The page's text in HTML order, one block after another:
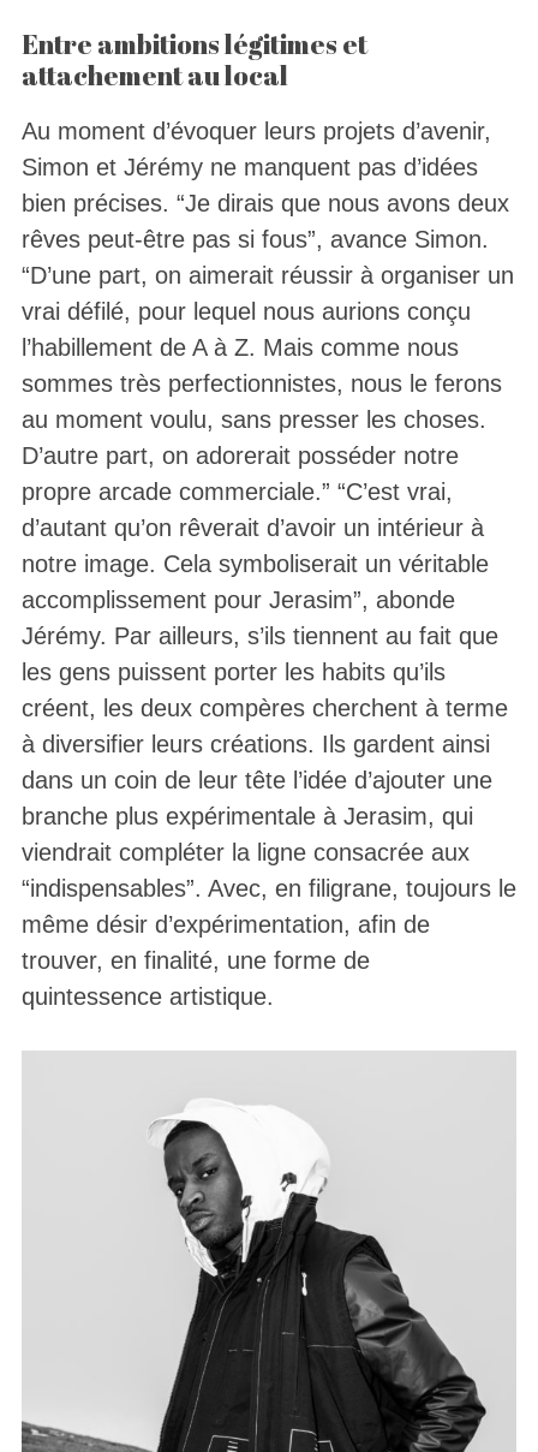
Entre ambitions légitimes et
attachement au local
Au moment d’évoquer leurs projets d’avenir,
Simon et Jérémy ne manquent pas d’idées
bien précises. “Je dirais que nous avons deux
rêves peut-être pas si fous”, avance Simon.
“D’une part, on aimerait réussir à organiser un
vrai défilé, pour lequel nous aurions conçu
l’habillement de A à Z. Mais comme nous
sommes très perfectionnistes, nous le ferons
au moment voulu, sans presser les choses.
D’autre part, on adorerait posséder notre
propre arcade commerciale.” “C’est vrai,
d’autant qu’on rêverait d’avoir un intérieur à
notre image. Cela symboliserait un véritable
accomplissement pour Jerasim”, abonde
Jérémy. Par ailleurs, s’ils tiennent au fait que
les gens puissent porter les habits qu’ils
créent, les deux compères cherchent à terme
à diversifier leurs créations. Ils gardent ainsi
dans un coin de leur tête l’idée d’ajouter une
branche plus expérimentale à Jerasim, qui
viendrait compléter la ligne consacrée aux
“indispensables”. Avec, en filigrane, toujours le
même désir d’expérimentation, afin de
trouver, en finalité, une forme de
quintessence artistique.